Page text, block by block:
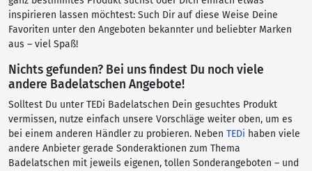
inspirieren lassen möchtest: Such Dir auf diese Weise Deine
Favoriten unter den Angeboten bekannter und beliebter Marken
aus – viel Spaß!
Nichts gefunden? Bei uns findest Du noch viele
andere Badelatschen Angebote!
Solltest Du unter TEDi Badelatschen Dein gesuchtes Produkt
vermissen, nutze einfach unsere Vorschläge weiter oben, um es
bei einem anderen Händler zu probieren. Neben TEDi haben viele
andere Anbieter gerade Sonderaktionen zum Thema
Badelatschen mit jeweils eigenen, tollen Sonderangeboten – und